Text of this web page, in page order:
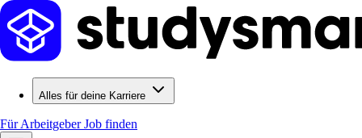
Alles für deine Karriere
Für ArbeitgeberJob finden